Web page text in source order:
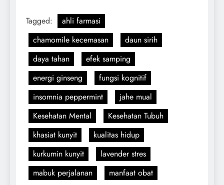
Tagged:
ahli farmasi
chamomile kecemasan
daun sirih
daya tahan
efek samping
energi ginseng
fungsi kognitif
insomnia peppermint
jahe mual
Kesehatan Mental
Kesehatan Tubuh
khasiat kunyit
kualitas hidup
kurkumin kunyit
lavender stres
mabuk perjalanan
manfaat obat